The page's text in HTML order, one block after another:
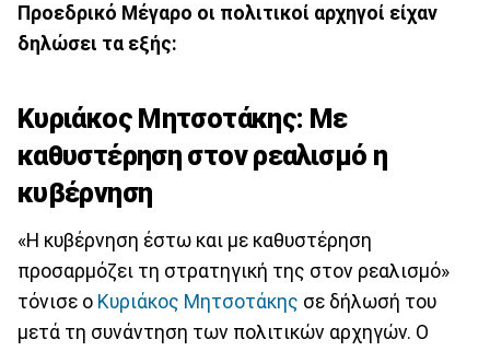
Προεδρικό Μέγαρο οι πολιτικοί αρχηγοί είχαν
δηλώσει τα εξής:
Κυριάκος Μητσοτάκης: Mε
καθυστέρηση στον ρεαλισμό η
κυβέρνηση
«Η κυβέρνηση έστω και με καθυστέρηση
προσαρμόζει τη στρατηγική της στον ρεαλισμό»
τόνισε ο Κυριάκος Μητσοτάκης σε δήλωσή του
μετά τη συνάντηση των πολιτικών αρχηγών. Ο